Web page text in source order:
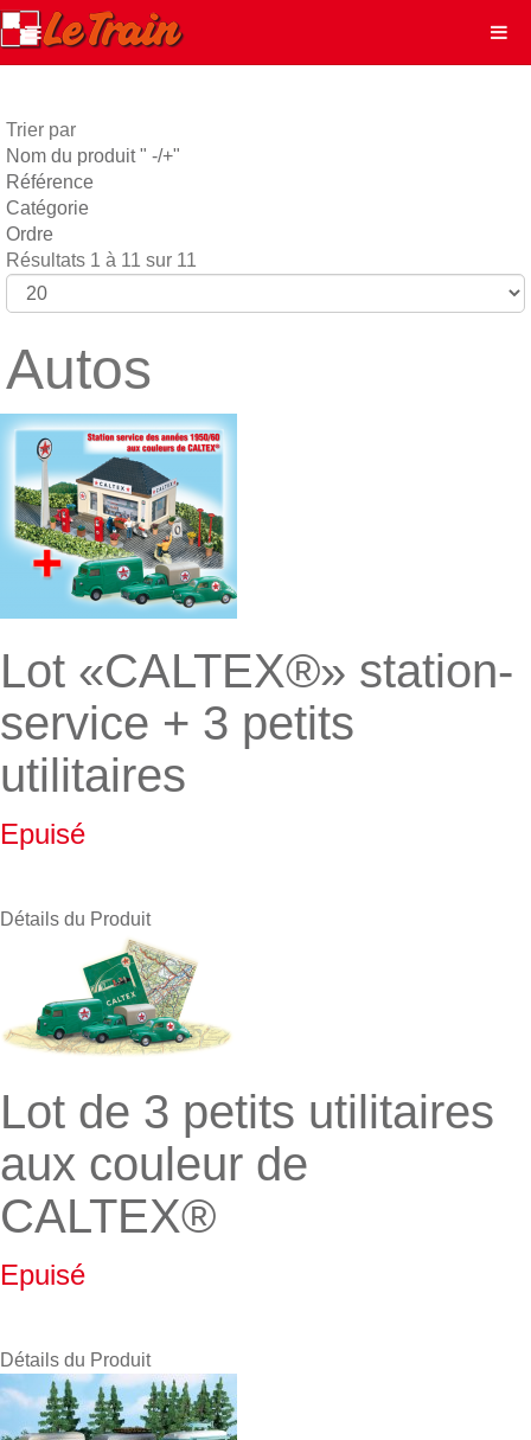
Trier par
Nom du produit " -/+"
Référence
Catégorie
Ordre
Résultats 1 à 11 sur 11
Autos
Lot «CALTEX®» station-
service + 3 petits
utilitaires
Epuisé
Détails du Produit
Lot de 3 petits utilitaires
aux couleur de
CALTEX®
Epuisé
Détails du Produit